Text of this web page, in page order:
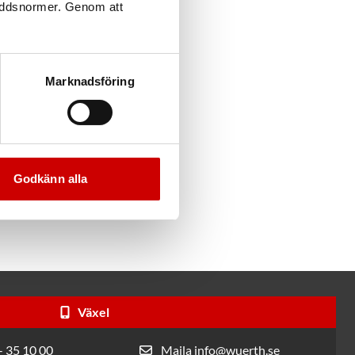
Genom att
Marknadsföring
Godkänn alla
vid
Växel
35 10 00 Maila info@wuerth.se